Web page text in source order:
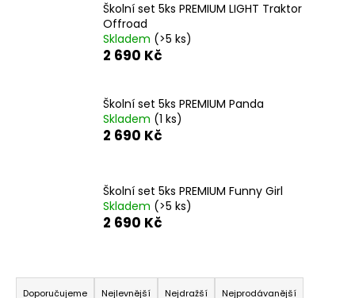
Školní set 5ks PREMIUM LIGHT Traktor
Offroad
Skladem (>5 ks)
2 690 Kč
Školní set 5ks PREMIUM Panda
Skladem (1 ks)
2 690 Kč
Školní set 5ks PREMIUM Funny Girl
Skladem (>5 ks)
2 690 Kč
Ř
Doporučujeme Nejlevnější Nejdražší Nejprodávanější
HLEDAT
u